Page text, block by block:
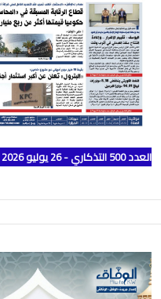
العدد 500 التذكاري - 26 يوليو 2026 - السنة الثالثة